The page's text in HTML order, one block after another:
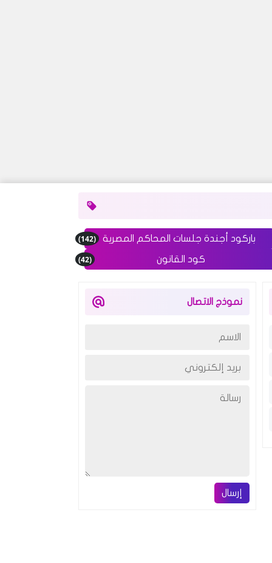
باركود أجندة جلسات المحاكم المصرية (142)
كود القانون (42)
نموذج الاتصال
إرسال